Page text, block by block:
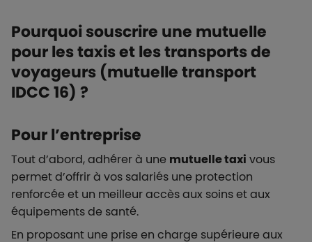
Pourquoi souscrire une mutuelle
pour les taxis et les transports de
voyageurs (mutuelle transport
IDCC 16) ?
Pour l’entreprise
Tout d’abord, adhérer à une mutuelle taxi vous
permet d’offrir à vos salariés une protection
renforcée et un meilleur accès aux soins et aux
équipements de santé.
En proposant une prise en charge supérieure aux